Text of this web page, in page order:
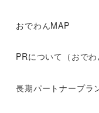
おでわんMAP
PRについて（おでわ
長期パートナープラ